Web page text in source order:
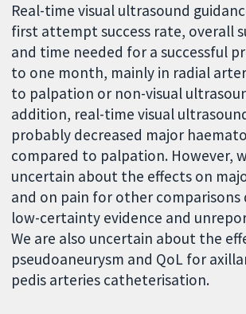
Real-time visual ultrasound
first attempt success rate, overall
and time needed for a successful
to one month, mainly in radial
to palpation or non-visual
addition, real-time visual
probably decreased major
compared to palpation. However,
uncertain about the effects on
and on pain for other comparisons
low-certainty evidence and
We are also uncertain about the
pseudoaneurysm and QoL for
pedis arteries catheterisation.